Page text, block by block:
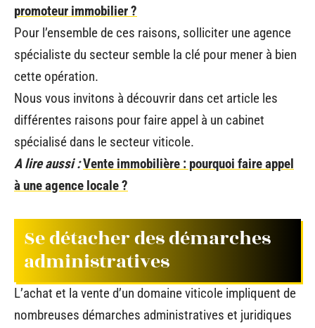
promoteur immobilier ?
Pour l’ensemble de ces raisons, solliciter une agence
spécialiste du secteur semble la clé pour mener à bien
cette opération.
Nous vous invitons à découvrir dans cet article les
différentes raisons pour faire appel à un cabinet
spécialisé dans le secteur viticole.
A lire aussi :Vente immobilière : pourquoi faire appel
à une agence locale ?
Se détacher des démarches
administratives
L’achat et la vente d’un domaine viticole impliquent de
nombreuses démarches administratives et juridiques